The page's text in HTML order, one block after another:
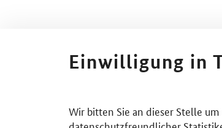
Einwilligung in
Wir bitten Sie an dieser Stelle